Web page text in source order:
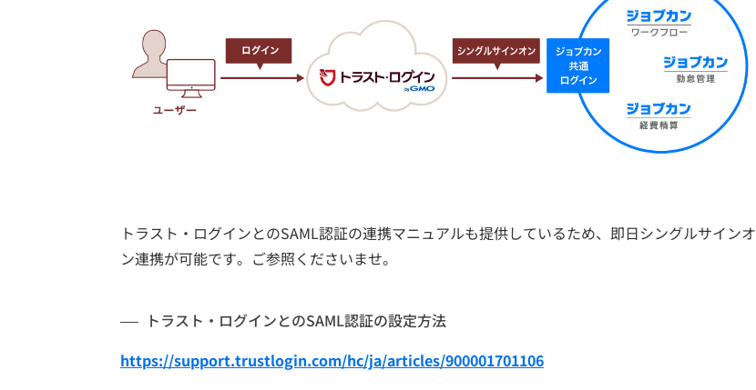
トラスト・ログインとのSAML認証の連携マニュアルも提供しているため、即日シングルサインオ
ン連携が可能です。ご参照くださいませ。
トラスト・ログインとのSAML認証の設定方法
https://support.trustlogin.com/hc/ja/articles/900001701106